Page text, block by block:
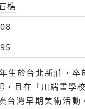
樵
生於台北新莊，
，且在「川端畫學
台灣早期美術活